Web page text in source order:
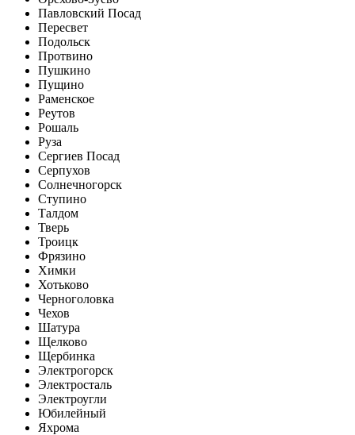
Павловский Посад
Пересвет
Подольск
Протвино
Пушкино
Пущино
Раменское
Реутов
Рошаль
Руза
Сергиев Посад
Серпухов
Солнечногорск
Ступино
Талдом
Тверь
Троицк
Фрязино
Химки
Хотьково
Черноголовка
Чехов
Шатура
Щелково
Щербинка
Электрогорск
Электросталь
Электроугли
Юбилейный
Яхрома